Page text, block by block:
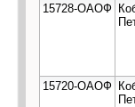
15728-ОАОФ
15720-ОАОФ